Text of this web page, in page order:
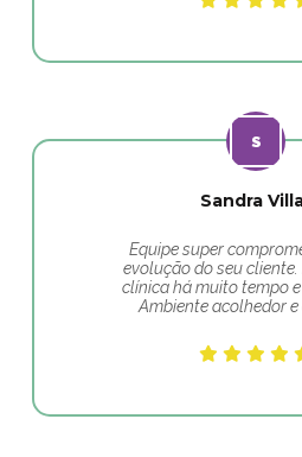
Sandra
Equipe super
evolução do seu
clínica há muito tempo e
Ambiente acolhedor e